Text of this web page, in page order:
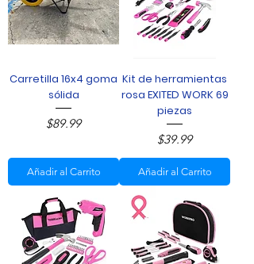
Carretilla 16x4 goma
sólida
Precio
$89.99
Añadir al Carrito
Kit de herramientas
rosa EXITED WORK 69
piezas
Precio
$39.99
Añadir al Carrito